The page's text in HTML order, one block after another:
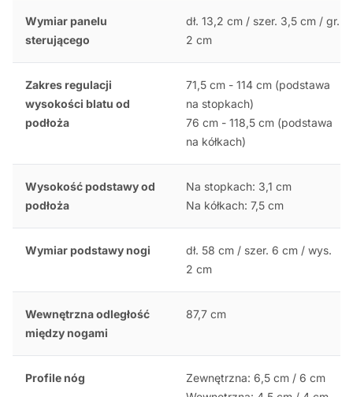
Wymiar panelu
sterującego
dł. 13,2 cm / szer. 3,5 cm / gr.
2 cm
Zakres regulacji
wysokości blatu od
podłoża
71,5 cm - 114 cm (podstawa
na stopkach)
76 cm - 118,5 cm (podstawa
na kółkach)
Wysokość podstawy od
podłoża
Na stopkach: 3,1 cm
Na kółkach: 7,5 cm
Wymiar podstawy nogi
dł. 58 cm / szer. 6 cm / wys.
2 cm
Wewnętrzna odległość
między nogami
87,7 cm
Profile nóg
Zewnętrzna: 6,5 cm / 6 cm